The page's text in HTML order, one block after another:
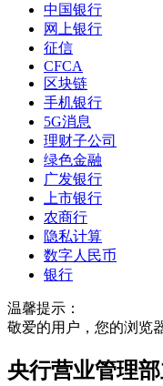
中国银行
网上银行
征信
CFCA
区块链
手机银行
5G消息
理财子公司
绿色金融
广发银行
上市银行
农商行
隐私计算
数字人民币
银行
温馨提示：
敬爱的用户，您的浏览
央行营业管理